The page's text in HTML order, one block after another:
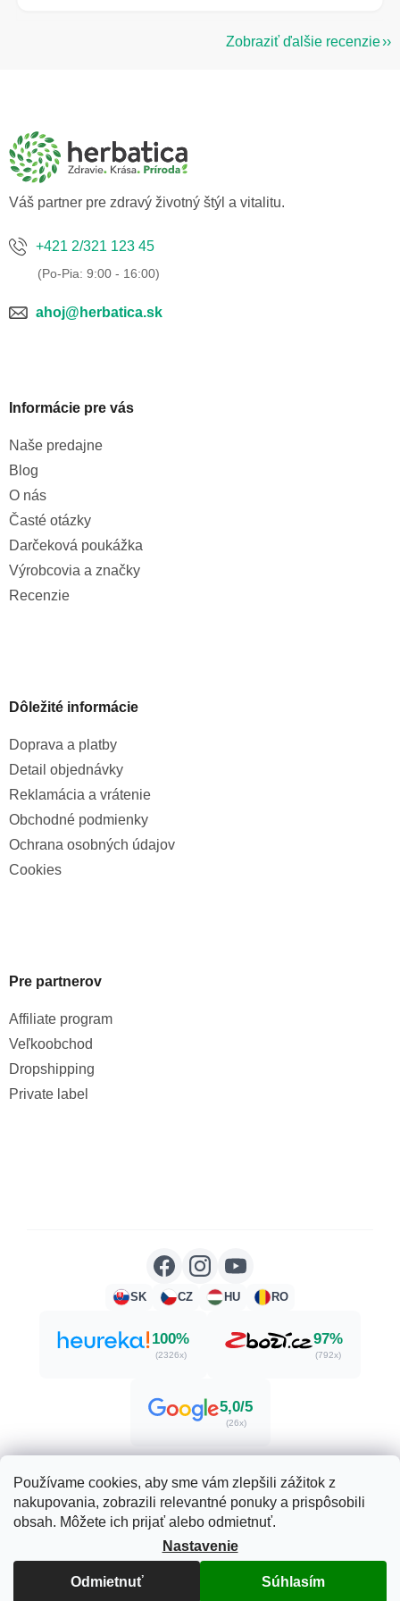
Používame cookies, aby sme vám zlepšili zážitok z
nakupovania, zobrazili relevantné ponuky a prispôsobili
obsah. Môžete ich prijať alebo odmietnuť.
Nastavenie
Odmietnuť Súhlasím
Zobraziť ďalšie recenzie
Váš partner pre zdravý životný štýl a vitalitu.
+421 2/321 123 45
ahoj@herbatica.sk
Informácie pre vás
Naše predajne
Blog
O nás
Časté otázky
Darčeková poukážka
Výrobcovia a značky
Recenzie
Dôležité informácie
Doprava a platby
Detail objednávky
Reklamácia a vrátenie
Obchodné podmienky
Ochrana osobných údajov
Cookies
Pre partnerov
Affiliate program
Veľkoobchod
Dropshipping
Private label
SK CZ HU RO
100%
(2326x)
97%
(792x)
5,0/5
(26x)
Vytvoril Shoptet
Copyright 2026Herbatica.sk. Všetky práva vyhradené.
Upraviť nastavenie cookies